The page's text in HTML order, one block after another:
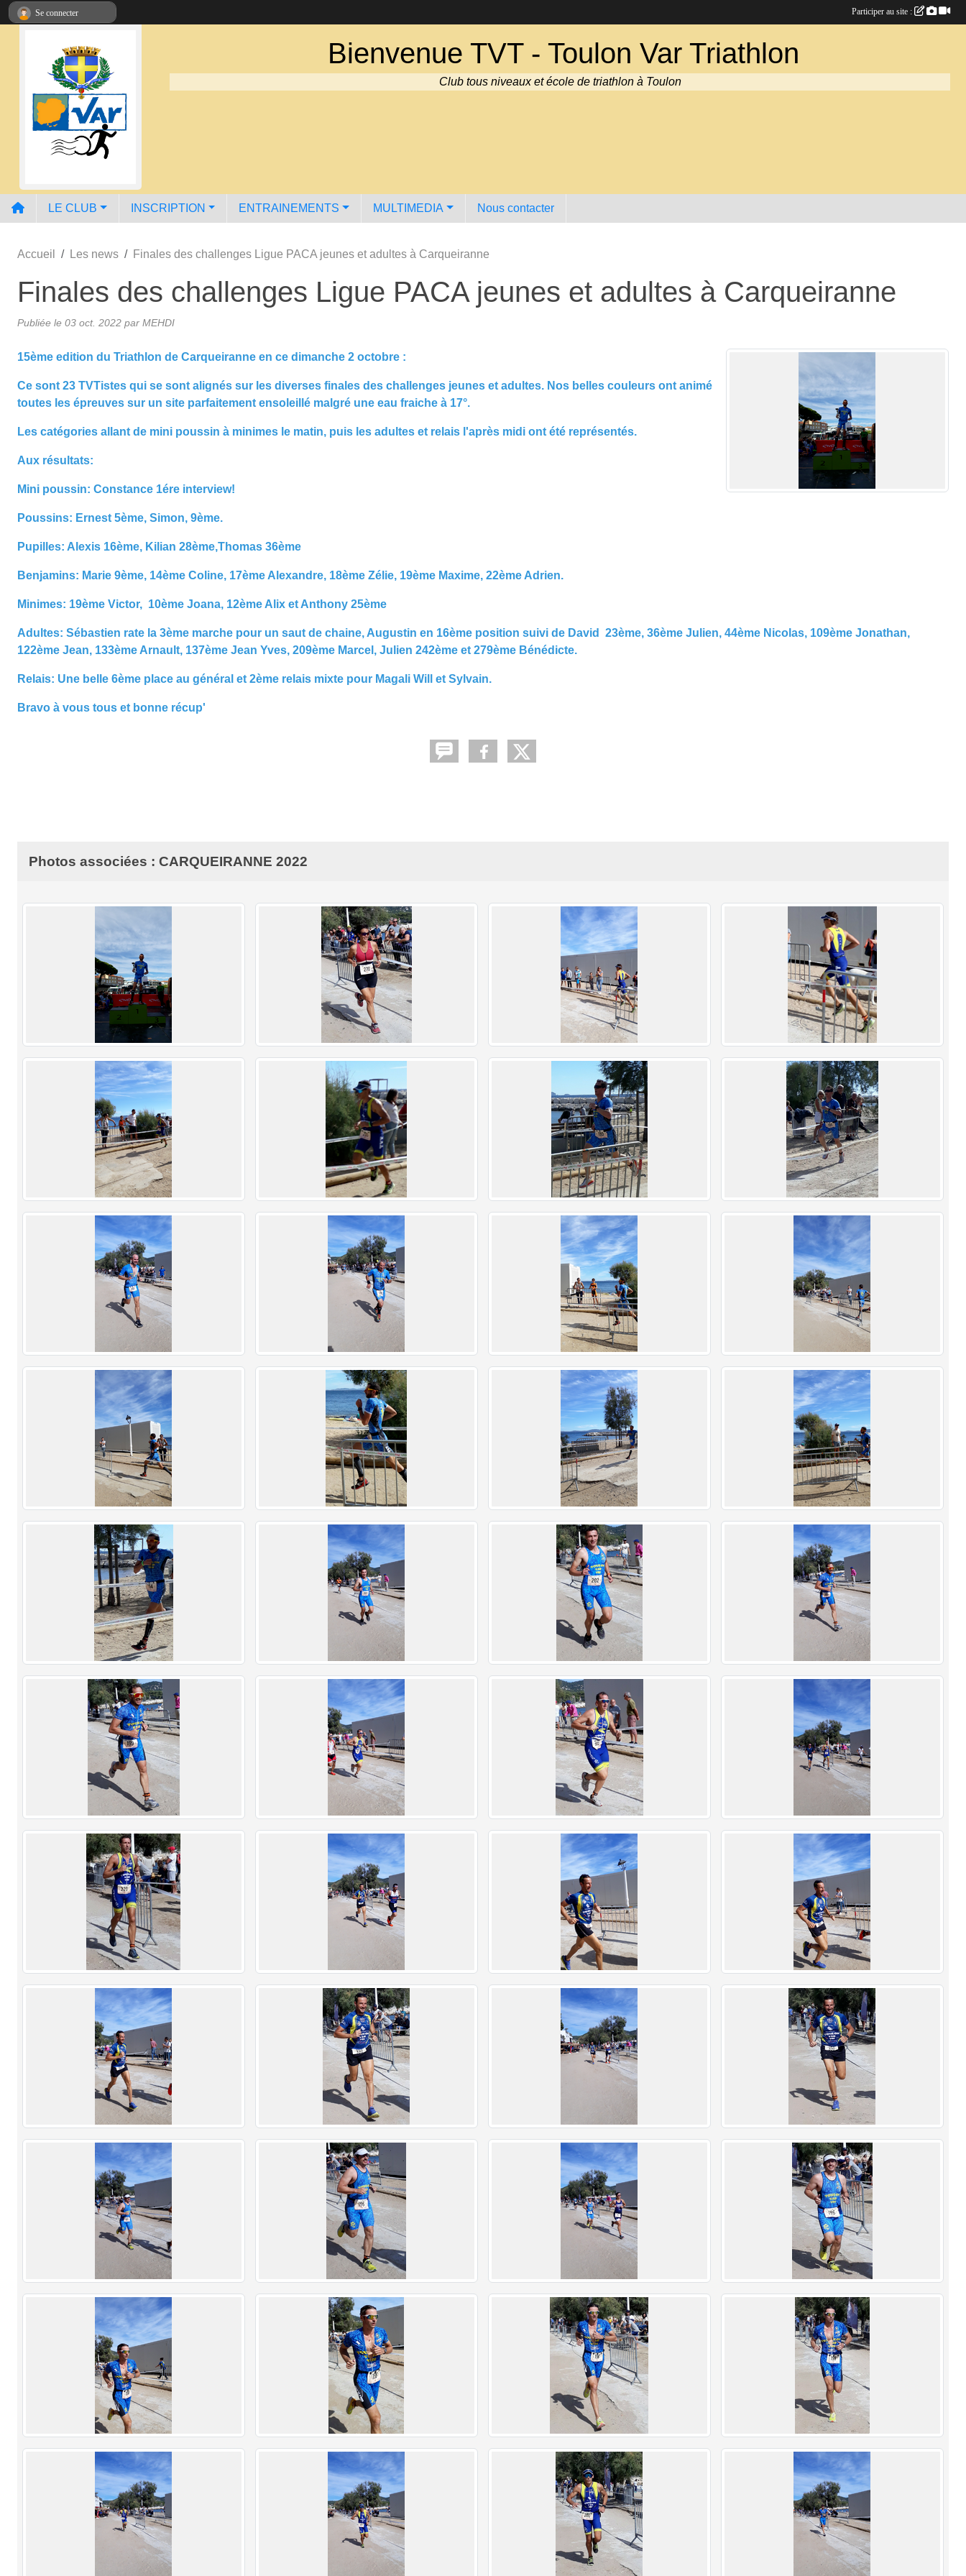
Bienvenue TVT - Toulon Var Triathlon
Club tous niveaux et école de triathlon à Toulon
LE CLUB INSCRIPTION ENTRAINEMENTS MULTIMEDIA Nous contacter
Accueil Les news Finales des challenges Ligue PACA jeunes et adultes à Carqueiranne
Finales des challenges Ligue PACA jeunes et adultes à Carqueiranne
Publiée le 03 oct. 2022 par MEHDI
15ème edition du Triathlon de Carqueiranne en ce dimanche 2 octobre :
Ce sont 23 TVTistes qui se sont alignés sur les diverses finales des challenges jeunes et adultes. Nos belles couleurs ont animé
toutes les épreuves sur un site parfaitement ensoleillé malgré une eau fraiche à 17°.
Les catégories allant de mini poussin à minimes le matin, puis les adultes et relais l'après midi ont été représentés.
Aux résultats:
Mini poussin: Constance 1ére interview!
Poussins: Ernest 5ème, Simon, 9ème.
Pupilles: Alexis 16ème, Kilian 28ème,Thomas 36ème
Benjamins: Marie 9ème, 14ème Coline, 17ème Alexandre, 18ème Zélie, 19ème Maxime, 22ème Adrien.
Minimes: 19ème Victor, 10ème Joana, 12ème Alix et Anthony 25ème
Adultes: Sébastien rate la 3ème marche pour un saut de chaine, Augustin en 16ème position suivi de David 23ème, 36ème Julien, 44ème Nicolas, 109ème Jonathan,
122ème Jean, 133ème Arnault, 137ème Jean Yves, 209ème Marcel, Julien 242ème et 279ème Bénédicte.
Relais: Une belle 6ème place au général et 2ème relais mixte pour Magali Will et Sylvain.
Bravo à vous tous et bonne récup'
Photos associées : CARQUEIRANNE 2022
Se connecter Participer au site :
Panneau de gestion des cookies